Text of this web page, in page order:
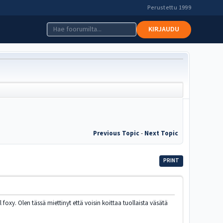
Perustettu 1999
KIRJAUDU
Previous Topic- Next Topic
PRINT
Olen tässä miettinyt että voisin koittaa tuollaista väsätä